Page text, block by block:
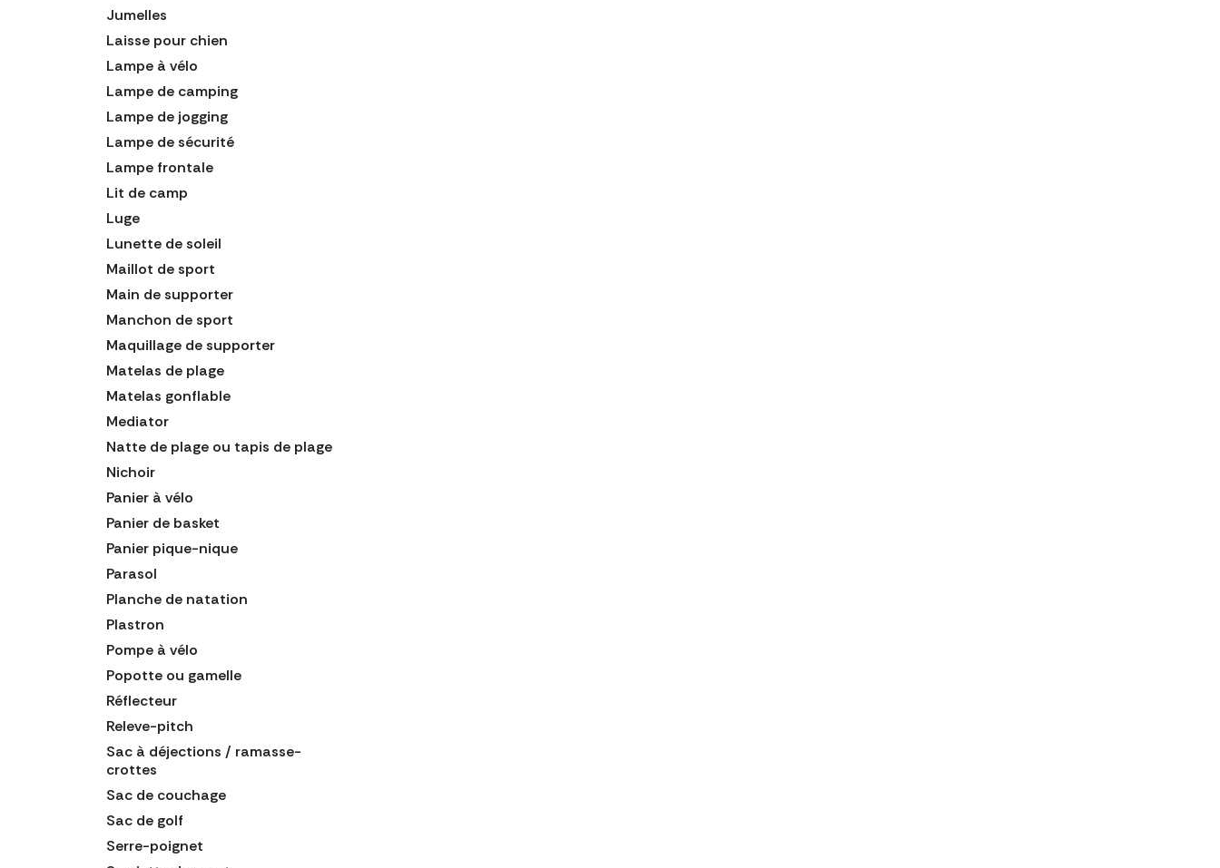
Jumelles
Laisse pour chien
Lampe à vélo
Lampe de camping
Lampe de jogging
Lampe de sécurité
Lampe frontale
Lit de camp
Luge
Lunette de soleil
Maillot de sport
Main de supporter
Manchon de sport
Maquillage de supporter
Matelas de plage
Matelas gonflable
Mediator
Natte de plage ou tapis de plage
Nichoir
Panier à vélo
Panier de basket
Panier pique-nique
Parasol
Planche de natation
Plastron
Pompe à vélo
Popotte ou gamelle
Réflecteur
Releve-pitch
Sac à déjections / ramasse-
crottes
Sac de couchage
Sac de golf
Serre-poignet